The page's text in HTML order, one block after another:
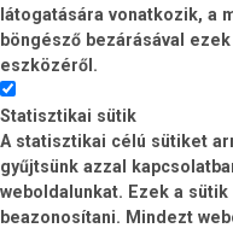
látogatására vonatkozik, a
böngésző bezárásával
eszközéről.
Statisztikai sütik
A statisztikai célú sütiket
gyűjtsünk azzal
weboldalunkat. Ezek a
beazonosítani. Mindezt